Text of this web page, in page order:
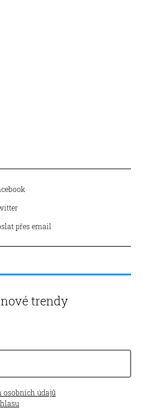
přes email
trendy
osobních údajů